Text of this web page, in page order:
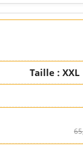
Taille :